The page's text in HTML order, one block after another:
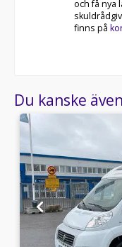
och få nya
finns på
Du kanske